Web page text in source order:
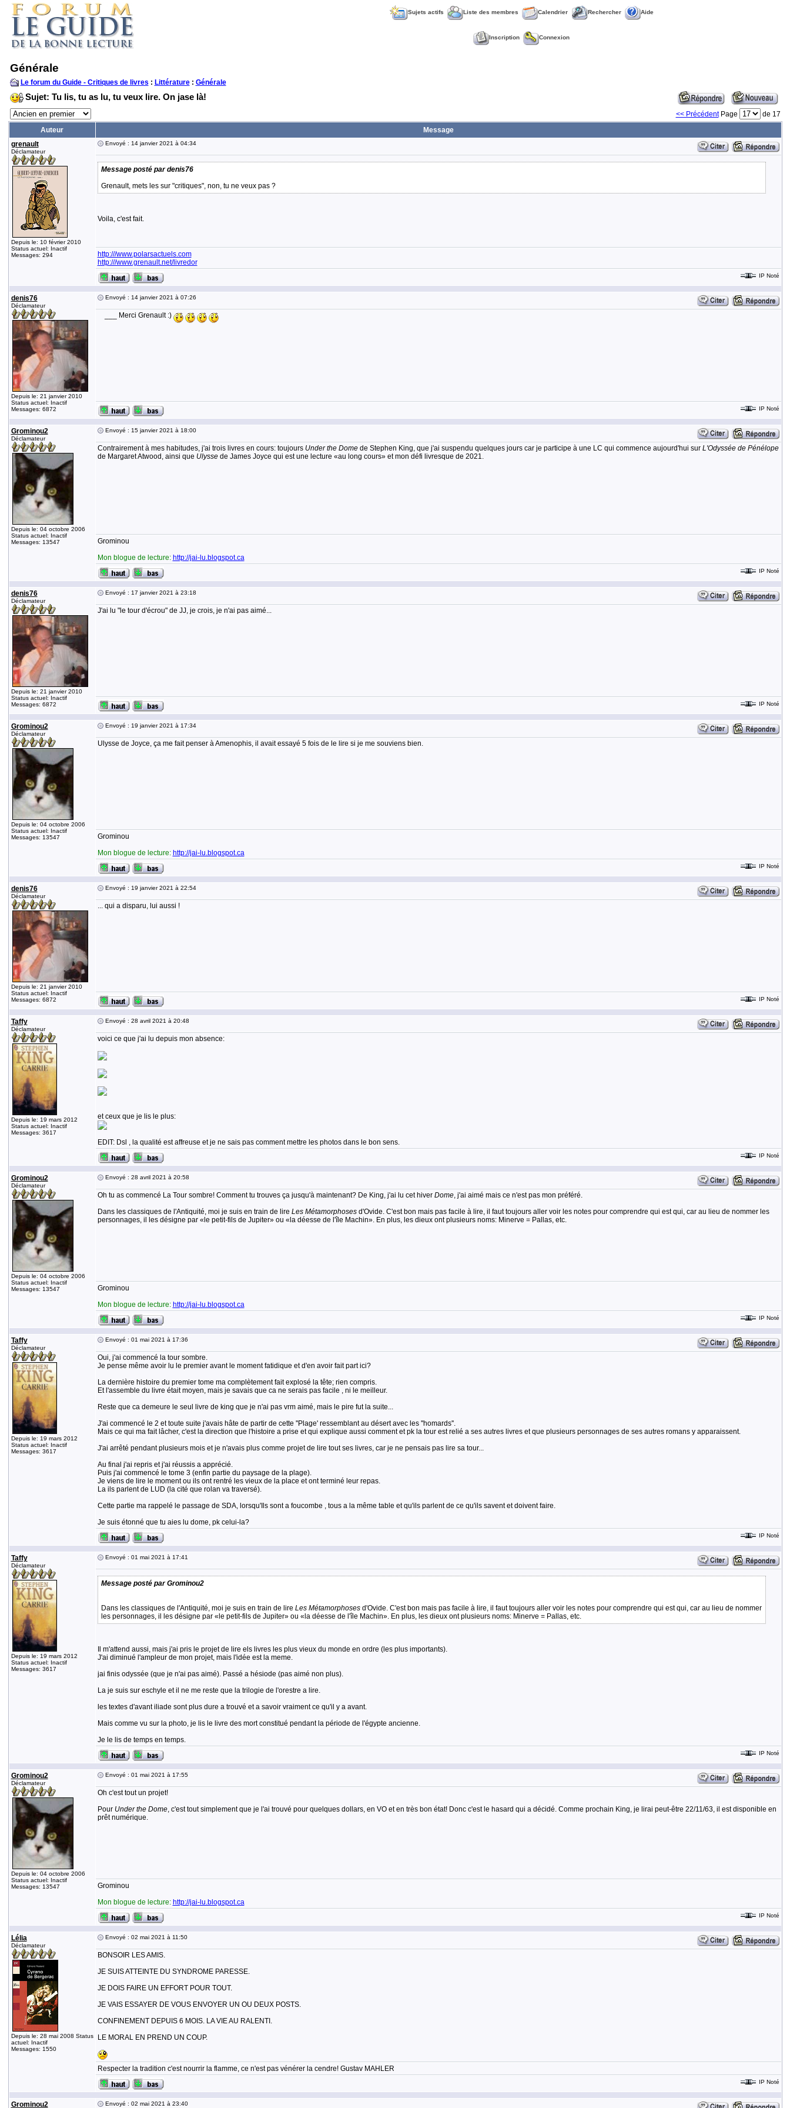
Sujets actifs Liste des membres Calendrier Rechercher Aide
Inscription Connexion
Générale
Le forum du Guide - Critiques de livres : Littérature: Générale
Sujet: Tu lis, tu as lu, tu veux lire. On jase là!
<< PrécédentPage
de 17
Auteur
Message
grenault
Déclamateur
Depuis le: 10 février 2010
Status actuel: Inactif
Messages: 294
Envoyé : 14 janvier 2021 à 04:34
Message posté par denis76
Grenault, mets les sur "critiques", non, tu ne veux pas ?
Voila, c'est fait.
http:///www.polarsactuels.com
http:///www.grenault.net/livredor
IP Noté
denis76
Déclamateur
Depuis le: 21 janvier 2010
Status actuel: Inactif
Messages: 6872
Envoyé : 14 janvier 2021 à 07:26
___ Merci Grenault :)
IP Noté
Grominou2
Déclamateur
Depuis le: 04 octobre 2006
Status actuel: Inactif
Messages: 13547
Envoyé : 15 janvier 2021 à 18:00
Contrairement à mes habitudes, j'ai trois livres en cours: toujours Under the Domede Stephen King, que j'ai suspendu quelques jours car je participe à une LC qui commence aujourd'hui sur L'Odyssée de Pénélope
de Margaret Atwood, ainsi que Ulyssede James Joyce qui est une lecture «au long cours» et mon défi livresque de 2021.
Grominou
Mon blogue de lecture: http://jai-lu.blogspot.ca
IP Noté
denis76
Déclamateur
Depuis le: 21 janvier 2010
Status actuel: Inactif
Messages: 6872
Envoyé : 17 janvier 2021 à 23:18
J'ai lu "le tour d'écrou" de JJ, je crois, je n'ai pas aimé...
IP Noté
Grominou2
Déclamateur
Depuis le: 04 octobre 2006
Status actuel: Inactif
Messages: 13547
Envoyé : 19 janvier 2021 à 17:34
Ulysse de Joyce, ça me fait penser à Amenophis, il avait essayé 5 fois de le lire si je me souviens bien.
Grominou
Mon blogue de lecture: http://jai-lu.blogspot.ca
IP Noté
denis76
Déclamateur
Depuis le: 21 janvier 2010
Status actuel: Inactif
Messages: 6872
Envoyé : 19 janvier 2021 à 22:54
... qui a disparu, lui aussi !
IP Noté
Taffy
Déclamateur
Depuis le: 19 mars 2012
Status actuel: Inactif
Messages: 3617
Envoyé : 28 avril 2021 à 20:48
voici ce que j'ai lu depuis mon absence:
et ceux que je lis le plus:
EDIT: Dsl , la qualité est affreuse et je ne sais pas comment mettre les photos dans le bon sens.
IP Noté
Grominou2
Déclamateur
Depuis le: 04 octobre 2006
Status actuel: Inactif
Messages: 13547
Envoyé : 28 avril 2021 à 20:58
Oh tu as commencé La Tour sombre! Comment tu trouves ça jusqu'à maintenant? De King, j'ai lu cet hiver Dome, j'ai aimé mais ce n'est pas mon préféré.
Dans les classiques de l'Antiquité, moi je suis en train de lire Les Métamorphosesd'Ovide. C'est bon mais pas facile à lire, il faut toujours aller voir les notes pour comprendre qui est qui, car au lieu de nommer les
personnages, il les désigne par «le petit-fils de Jupiter» ou «la déesse de l'île Machin». En plus, les dieux ont plusieurs noms: Minerve = Pallas, etc.
Grominou
Mon blogue de lecture: http://jai-lu.blogspot.ca
IP Noté
Taffy
Déclamateur
Depuis le: 19 mars 2012
Status actuel: Inactif
Messages: 3617
Envoyé : 01 mai 2021 à 17:36
Oui, j'ai commencé la tour sombre.
Je pense même avoir lu le premier avant le moment fatidique et d'en avoir fait part ici?
La dernière histoire du premier tome ma complètement fait explosé la tête; rien compris.
Et l'assemble du livre était moyen, mais je savais que ca ne serais pas facile , ni le meilleur.
Reste que ca demeure le seul livre de king que je n'ai pas vrm aimé, mais le pire fut la suite...
J'ai commencé le 2 et toute suite j'avais hâte de partir de cette ''Plage' ressemblant au désert avec les ''homards''.
Mais ce qui ma fait lâcher, c'est la direction que l'histoire a prise et qui explique aussi comment et pk la tour est relié a ses autres livres et que plusieurs personnages de ses autres romans y apparaissent.
J'ai arrêté pendant plusieurs mois et je n'avais plus comme projet de lire tout ses livres, car je ne pensais pas lire sa tour...
Au final j'ai repris et j'ai réussis a apprécié.
Puis j'ai commencé le tome 3 (enfin partie du paysage de la plage).
Je viens de lire le moment ou ils ont rentré les vieux de la place et ont terminé leur repas.
La ils parlent de LUD (la cité que rolan va traversé).
Cette partie ma rappelé le passage de SDA, lorsqu'Ils sont a foucombe , tous a la même table et qu'ils parlent de ce qu'ils savent et doivent faire.
Je suis étonné que tu aies lu dome, pk celui-la?
IP Noté
Taffy
Déclamateur
Depuis le: 19 mars 2012
Status actuel: Inactif
Messages: 3617
Envoyé : 01 mai 2021 à 17:41
Message posté par Grominou2
Dans les classiques de l'Antiquité, moi je suis en train de lire Les Métamorphosesd'Ovide. C'est bon mais pas facile à lire, il faut toujours aller voir les notes pour comprendre qui est qui, car au lieu de nommer
les personnages, il les désigne par «le petit-fils de Jupiter» ou «la déesse de l'île Machin». En plus, les dieux ont plusieurs noms: Minerve = Pallas, etc.
Il m'attend aussi, mais j'ai pris le projet de lire els livres les plus vieux du monde en ordre (les plus importants).
J'ai diminué l'ampleur de mon projet, mais l'idée est la meme.
jai finis odyssée (que je n'ai pas aimé). Passé a hésiode (pas aimé non plus).
La je suis sur eschyle et il ne me reste que la trilogie de l'orestre a lire.
les textes d'avant iliade sont plus dure a trouvé et a savoir vraiment ce qu'il y a avant.
Mais comme vu sur la photo, je lis le livre des mort constitué pendant la période de l'égypte ancienne.
Je le lis de temps en temps.
IP Noté
Grominou2
Déclamateur
Depuis le: 04 octobre 2006
Status actuel: Inactif
Messages: 13547
Envoyé : 01 mai 2021 à 17:55
Oh c'est tout un projet!
Pour Under the Dome, c'est tout simplement que je l'ai trouvé pour quelques dollars, en VO et en très bon état! Donc c'est le hasard qui a décidé. Comme prochain King, je lirai peut-être 22/11/63, il est disponible en
prêt numérique.
Grominou
Mon blogue de lecture: http://jai-lu.blogspot.ca
IP Noté
Lélia
Déclamateur
Depuis le: 28 mai 2008 Status
actuel: Inactif
Messages: 1550
Envoyé : 02 mai 2021 à 11:50
BONSOIR LES AMIS.
JE SUIS ATTEINTE DU SYNDROME PARESSE.
JE DOIS FAIRE UN EFFORT POUR TOUT.
JE VAIS ESSAYER DE VOUS ENVOYER UN OU DEUX POSTS.
CONFINEMENT DEPUIS 6 MOIS. LA VIE AU RALENTI.
LE MORAL EN PREND UN COUP.
Respecter la tradition c'est nourrir la flamme, ce n'est pas vénérer la cendre! Gustav MAHLER
IP Noté
Grominou2 Envoyé : 02 mai 2021 à 23:40